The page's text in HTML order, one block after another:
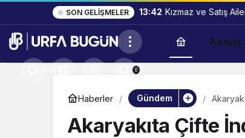
SON GELIŞMELER 13:42 Kızmaz ve Satış
Asayiş
0
Haberler Gündem
Akaryakıta Çifte